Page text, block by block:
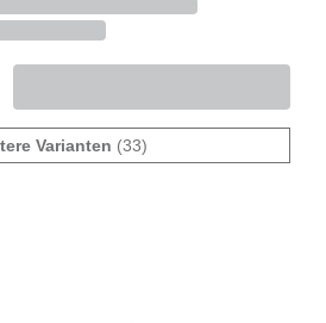
Varianten (33)